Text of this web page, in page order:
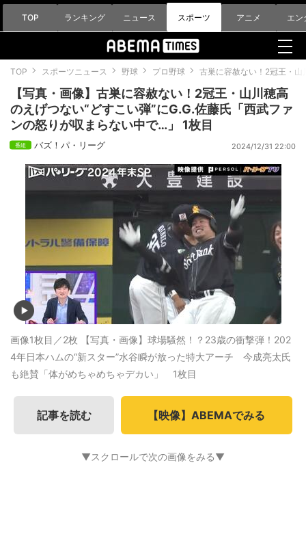
TOP ランキング ニュース スポーツ アニメ エン
TOP スポーツニュース 野球 プロ野球 古巣に容赦ない！2冠王・
【写真・画像】古巣に容赦ない！2冠王・山川穂高
のえげつない“どすこい弾”にG.G.佐藤氏「西武ファ
ンの怒りが収まらない中で…」 1枚目
バズ！パ・リーグ 2024/12/31 22:00
画像1枚目／2枚 【写真・画像】球場騒然！？23歳の衝撃弾！202
4年日本ハムの“新スター”水谷瞬が放った特大アーチ 今成亮太氏
も絶賛「体がめちゃめちゃデカい」 1枚目
記事を読む 【映像】ABEMAでみる
▼スクロールで次の画像をみる▼